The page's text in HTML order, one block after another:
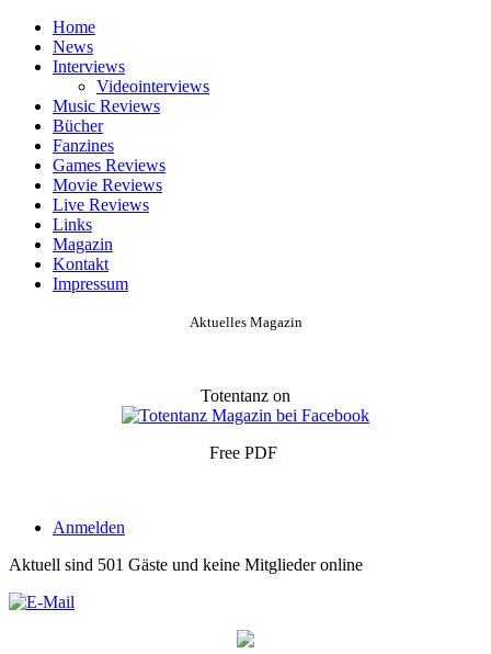
Home
News
Interviews
Videointerviews
Music Reviews
Bücher
Fanzines
Games Reviews
Movie Reviews
Live Reviews
Links
Magazin
Kontakt
Impressum
Aktuelles Magazin
Totentanz on
Free PDF
Anmelden
Aktuell sind 501 Gäste und keine Mitglieder online